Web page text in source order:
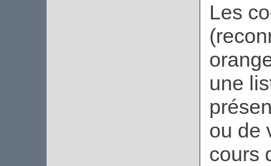
Les
une
ou de
cours